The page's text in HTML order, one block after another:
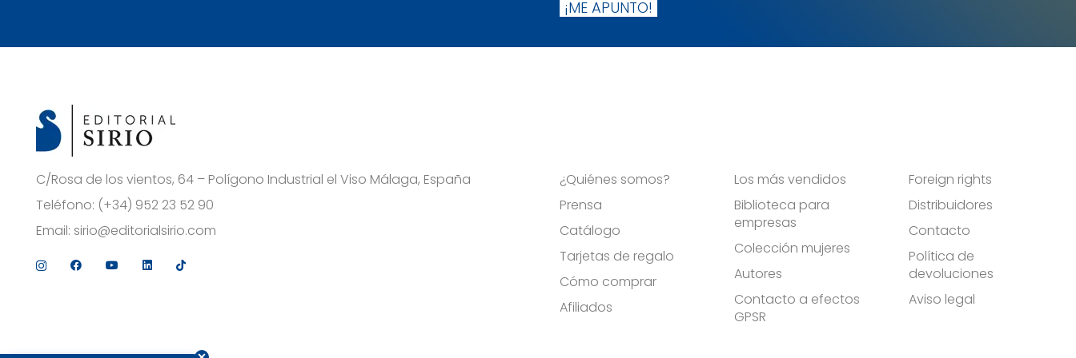
¡ME APUNTO!
C/Rosa de los vientos, 64 – Polígono Industrial el Viso Málaga, España
Teléfono: (+34) 952 23 52 90
Email: sirio@editorialsirio.com
¿Quiénes somos?
Prensa
Catálogo
Tarjetas de regalo
Cómo comprar
Afiliados
Los más vendidos
Biblioteca para
empresas
Colección mujeres
Autores
Contacto a efectos
GPSR
Foreign rights
Distribuidores
Contacto
Política de
devoluciones
Aviso legal